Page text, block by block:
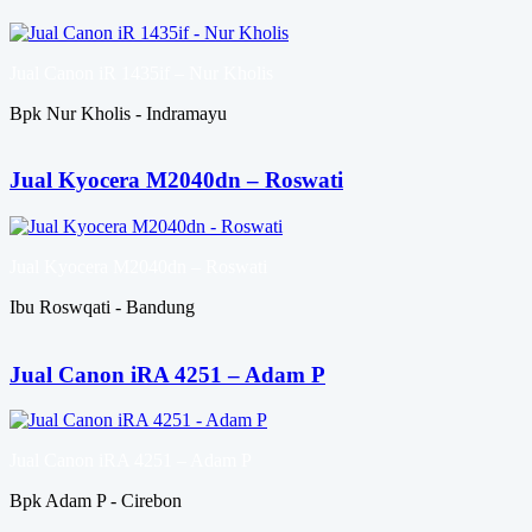
Bpk Nur Kholis - Indramayu
Jual Kyocera M2040dn – Roswati
Ibu Roswqati - Bandung
Jual Canon iRA 4251 – Adam P
Bpk Adam P - Cirebon